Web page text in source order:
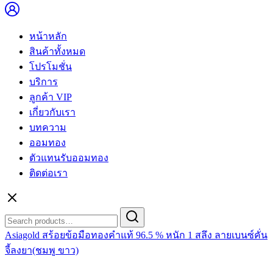
หน้าหลัก
สินค้าทั้งหมด
โปรโมชั่น
บริการ
ลูกค้า VIP
เกี่ยวกับเรา
บทความ
ออมทอง
ตัวแทนรับออมทอง
ติดต่อเรา
for:
Asiagold สร้อยข้อมือทองคำแท้ 96.5 % หนัก 1 สลึง ลายเบนซ์คั่น
จี้ลงยา(ชมพู ขาว)